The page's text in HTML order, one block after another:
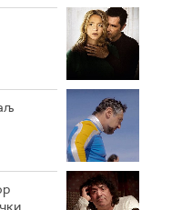
РТС ТРЕЗОР
РТС ПОЛЕТАРАЦ